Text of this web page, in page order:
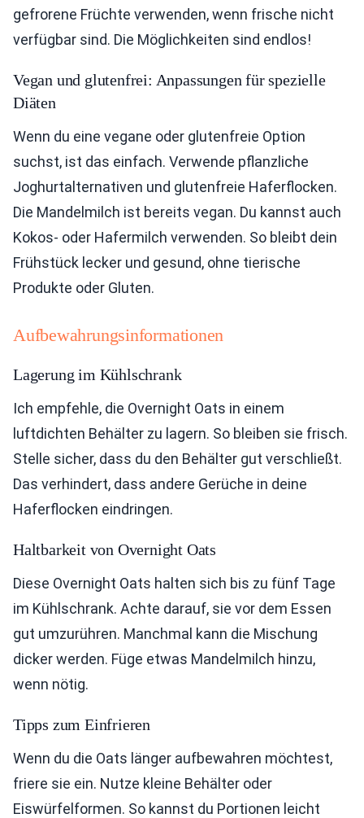
gefrorene Früchte verwenden, wenn frische nicht
verfügbar sind. Die Möglichkeiten sind endlos!
Vegan und glutenfrei: Anpassungen für spezielle
Diäten
Wenn du eine vegane oder glutenfreie Option
suchst, ist das einfach. Verwende pflanzliche
Joghurtalternativen und glutenfreie Haferflocken.
Die Mandelmilch ist bereits vegan. Du kannst auch
Kokos- oder Hafermilch verwenden. So bleibt dein
Frühstück lecker und gesund, ohne tierische
Produkte oder Gluten.
Aufbewahrungsinformationen
Lagerung im Kühlschrank
Ich empfehle, die Overnight Oats in einem
luftdichten Behälter zu lagern. So bleiben sie frisch.
Stelle sicher, dass du den Behälter gut verschließt.
Das verhindert, dass andere Gerüche in deine
Haferflocken eindringen.
Haltbarkeit von Overnight Oats
Diese Overnight Oats halten sich bis zu fünf Tage
im Kühlschrank. Achte darauf, sie vor dem Essen
gut umzurühren. Manchmal kann die Mischung
dicker werden. Füge etwas Mandelmilch hinzu,
wenn nötig.
Tipps zum Einfrieren
Wenn du die Oats länger aufbewahren möchtest,
friere sie ein. Nutze kleine Behälter oder
Eiswürfelformen. So kannst du Portionen leicht